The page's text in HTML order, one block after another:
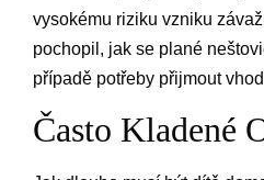
vysokému riziku vzniku
pochopil, jak se plané
případě potřeby přijmout
Často Kladené